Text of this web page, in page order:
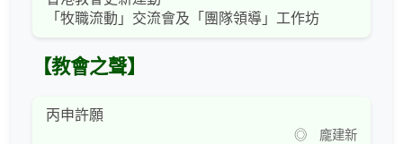
「牧職流動」交流會及「團隊領導」工作坊
【教會之聲】
丙申許願
◎ 龐建新